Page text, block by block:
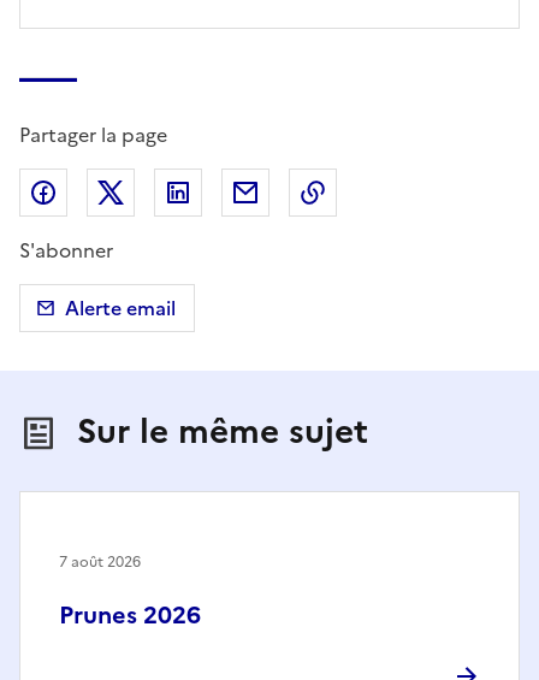
Partager la page
Partager sur Facebook
Partager sur X (anciennement Twitter)
Partager sur LinkedIn
Partager par email
S'abonner
Alerte email
Sur le même sujet
Prunes 2026
7 août 2026